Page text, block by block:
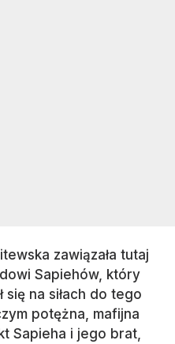
zawiązała tutaj
Sapiehów, który
na siłach do tego
potężna, mafijna
Sapieha i jego brat,